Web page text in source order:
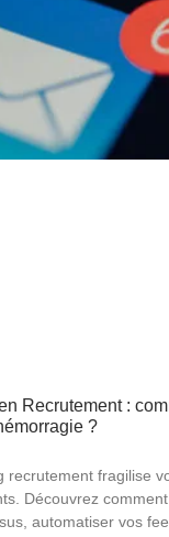
Recrutement :
?
recrutement fragilise
Découvrez
automatiser vos